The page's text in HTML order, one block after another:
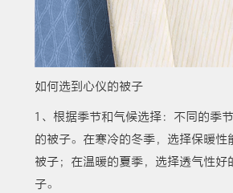
如何选到心仪的被子
1、根据季节和气候选择：不同的季
的被子。在寒冷的冬季，选择保暖性
被子；在温暖的夏季，选择透气性好
子。